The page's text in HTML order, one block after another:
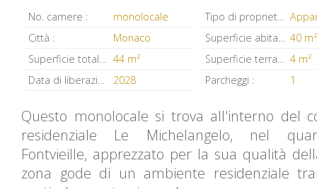
No. camere : monolocale Tipo di proprietà :
Città :
Monaco Superficie abitabile : 40 m²
Superficie totale : 44 m² Superficie terrazzi : 4 m²
Data di liberazione :
2028 Parcheggi : 1
Questo monolocale si trova all'interno del
residenziale Le Michelangelo, nel
Fontvieille, apprezzato per la sua qualità
zona gode di un ambiente residenziale